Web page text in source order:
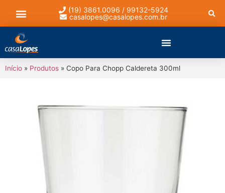
(19) 3861.0096 / 99132-5924
casalopes@casalopes.com.br
Início » Produtos » Copo Para Chopp Caldereta 300ml